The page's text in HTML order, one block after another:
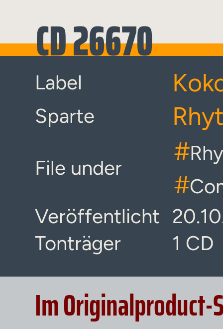
CD 26670
Label
Sparte
File under
#
#
Veröffentlicht
Tonträger
1 CD
Im